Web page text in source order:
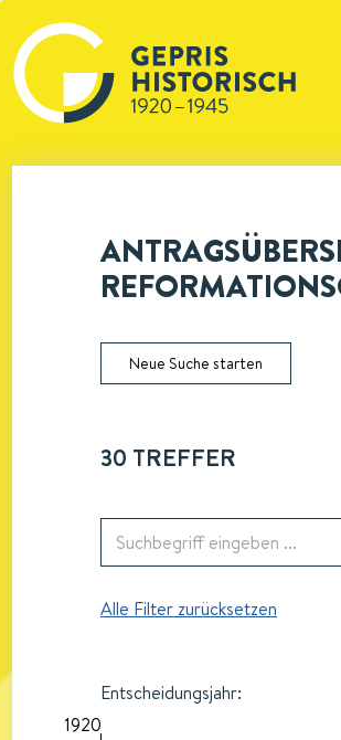
Neue Suche starten
30 TREFFER
Alle Filter zurücksetzen
Entscheidungsjahr:
1920